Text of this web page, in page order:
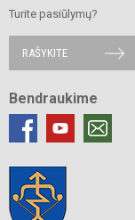
Turite pasiūlymų?
RAŠYKITE
Bendraukime